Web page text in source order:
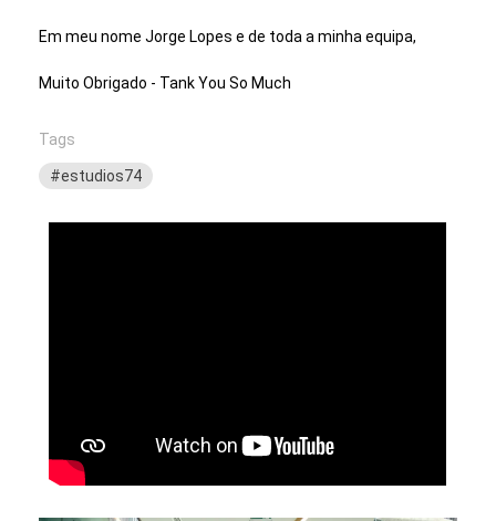
Em meu nome Jorge Lopes e de toda a minha equipa,
Muito Obrigado - Tank You So Much
Tags
#estudios74